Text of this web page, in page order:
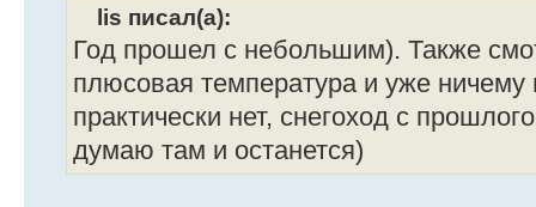
lis писал(а):
Год прошел с небольшим). Также
плюсовая температура и уже ничему
практически нет, снегоход с
думаю там и останется)